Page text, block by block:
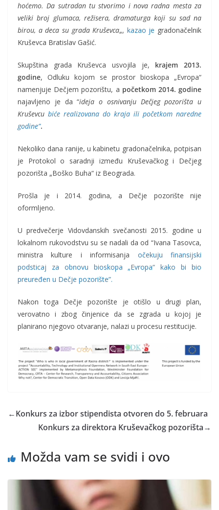
hoćemo. Da sutradan tu stvorimo i nova radna mesta za
veliki broj glumaca, režisera, dramaturga koji su sad na
birou, a deca su grada Kruševca„, kazao je gradonačelnik
Kruševca Bratislav Gašić.
Skupština grada Kruševca usvojila je, krajem 2013.
godine, Odluku kojom se prostor bioskopa „Evropa“
namenjuje Dečjem pozorištu, a početkom 2014. godine
najavljeno je da “ideja o osnivanju Dečjeg pozorišta u
Kruševcu biće realizovana do kraja ili početkom naredne
godine”.
Nekoliko dana ranije,u kabinetu gradonačelnika, potpisan
je Protokol o saradnji između Kruševačkog i Dečjeg
pozorišta „Boško Buha“ iz Beograda.
Prošla je i 2014. godina, a Dečje pozorište nije
oformljeno.
U predvečerje Vidovdanskih svečanosti 2015. godine u
lokalnom rukovodstvu su se nadali da od “Ivana Tasovca,
ministra kulture i informisanja očekuju finansijski
podsticaj za obnovu bioskopa „Evropa“ kako bi bio
preuređen u Dečje pozorište”.
Nakon toga Dečje pozorište je otišlo u drugi plan,
verovatno i zbog činjenice da se zgrada u kojoj je
planirano njegovo otvaranje, nalazi u procesu restitucije.
←Konkurs za izbor stipendista otvoren do 5. februara
Konkurs za direktora Kruševačkog pozorišta→
Možda vam se svidi i ovo